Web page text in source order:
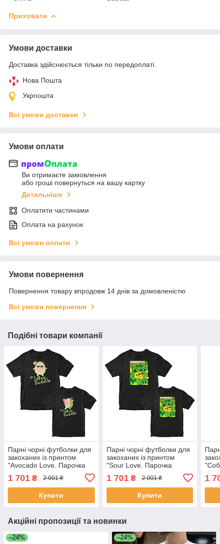
Приховати
Умови доставки
Доставка здійснюється тільки по передоплаті.
Нова Пошта
Укрпошта
Всі умови доставки
Умови оплати
Ви отримаєте замовлення
або гроші повернуться на вашу картку
Детальніше
Оплатити частинами
Оплата на рахунок
Всі умови оплати
Умови повернення
Повернення товару впродовж 14 днів за домовленістю
Всі умови повернення
Подібні товари компанії
Парні чорні футболки для
закоханих із принтом
"Avocado Love. Парочка
авокадо. Lets Avocuddle"
Push IT
1 701 ₴ 2 001 ₴
Купити
Парні чорні футболки для
закоханих із принтом
"Sour Love. Парочка
лимонів. Кисле кохання"
Push IT
1 701₴ 2 001 ₴
Купити
1
Акційні пропозиції та новинки
–24% –24%